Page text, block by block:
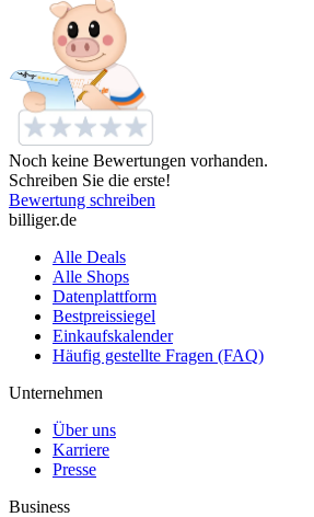
Noch keine Bewertungen vorhanden.
Schreiben Sie die erste!
Bewertung schreiben
billiger.de
Alle Deals
Alle Shops
Datenplattform
Bestpreissiegel
Einkaufskalender
Häufig gestellte Fragen (FAQ)
Unternehmen
Über uns
Karriere
Presse
Business